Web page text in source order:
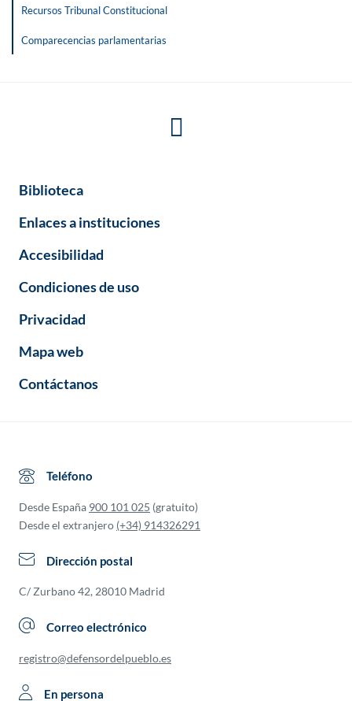
Recursos Tribunal Constitucional
Comparecencias parlamentarias
Biblioteca
Enlaces a instituciones
Accesibilidad
Condiciones de uso
Privacidad
Mapa web
Contáctanos
Teléfono
Desde España 900 101 025 (gratuito)
Desde el extranjero (+34) 914326291
Dirección postal
C/ Zurbano 42, 28010 Madrid
Correo electrónico
registro@defensordelpueblo.es
En persona